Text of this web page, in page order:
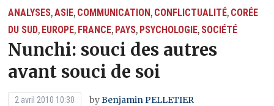
ANALYSES,ASIE, COMMUNICATION, CONFLICTUALITÉ, CORÉE
DU SUD, EUROPE, FRANCE, PAYS, PSYCHOLOGIE, SOCIÉTÉ
Nunchi: souci des autres
avant souci de soi
2 avril 2010 10:30 byBenjamin PELLETIER